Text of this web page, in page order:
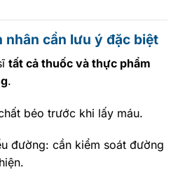
nhân cần lưu ý đặc biệt
tất cả thuốc và thực phẩm
.
béo trước khi lấy máu.
đường: cần kiểm soát đường